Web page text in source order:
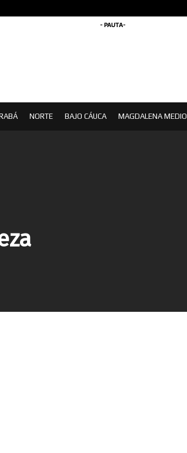
- PAUTA-
NORTE BAJO CÁUCA MAGDALENA MEDIO